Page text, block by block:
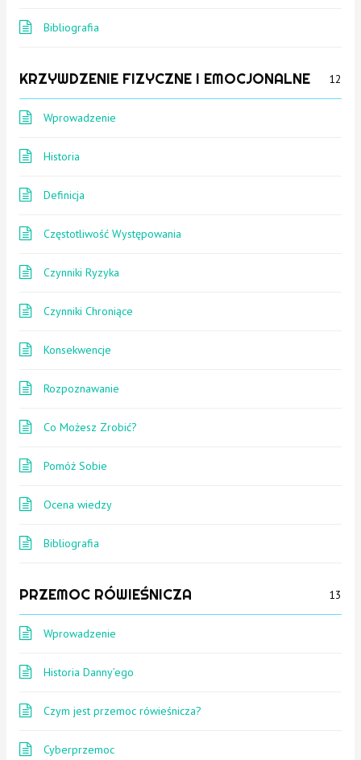
Bibliografia
KRZYWDZENIE FIZYCZNE I EMOCJONALNE 12
Wprowadzenie
Historia
Definicja
Częstotliwość Występowania
Czynniki Ryzyka
Czynniki Chroniące
Konsekwencje
Rozpoznawanie
Co Możesz Zrobić?
Pomóż Sobie
Ocena wiedzy
Bibliografia
PRZEMOC RÓWIEŚNICZA 13
Wprowadzenie
Historia Danny’ego
Czym jest przemoc rówieśnicza?
Cyberprzemoc